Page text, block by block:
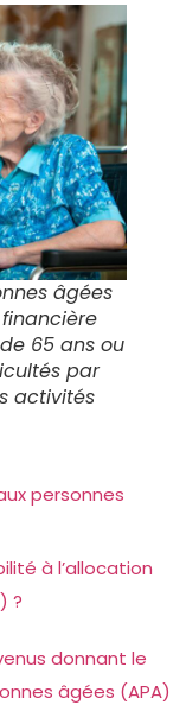
âgées
65 ans ou
par
activités
personnes
à l’allocation
?
donnant le
âgées (APA)